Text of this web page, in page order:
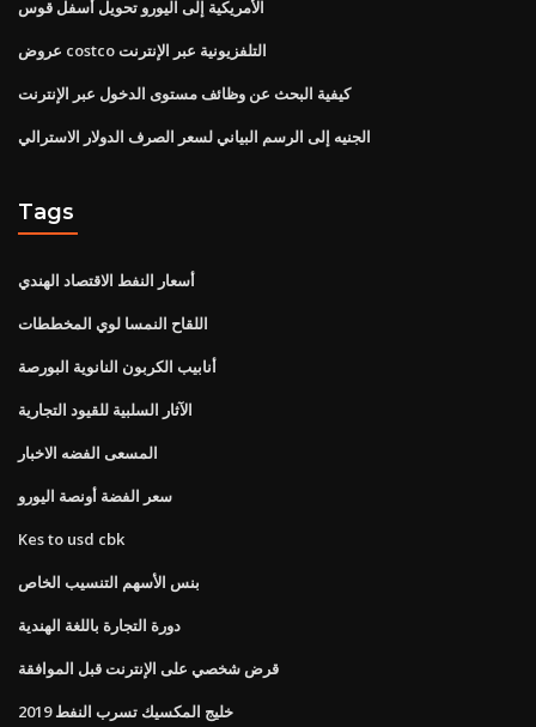
الأمريكية إلى اليورو تحويل أسفل قوس
عروض costco التلفزيونية عبر الإنترنت
كيفية البحث عن وظائف مستوى الدخول عبر الإنترنت
الجنيه إلى الرسم البياني لسعر الصرف الدولار الاسترالي
Tags
أسعار النفط الاقتصاد الهندي
اللقاح النمسا لوي المخططات
أنابيب الكربون النانوية البورصة
الآثار السلبية للقيود التجارية
المسعى الفضه الاخبار
سعر الفضة أونصة اليورو
Kes to usd cbk
بنس الأسهم التنسيب الخاص
دورة التجارة باللغة الهندية
قرض شخصي على الإنترنت قبل الموافقة
خليج المكسيك تسرب النفط 2019